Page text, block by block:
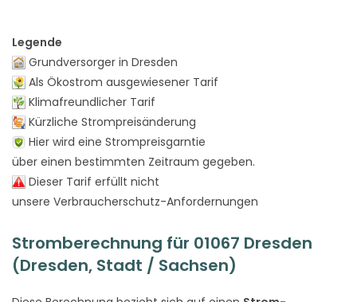
Legende
Grundversorger in Dresden
Als Ökostrom ausgewiesener Tarif
Klimafreundlicher Tarif
Kürzliche Strompreisänderung
Hier wird eine Strompreisgarntie
über einen bestimmten Zeitraum gegeben.
Dieser Tarif erfüllt nicht
unsere Verbraucherschutz-Anfordernungen
Stromberechnung für 01067 Dresden
(Dresden, Stadt / Sachsen)